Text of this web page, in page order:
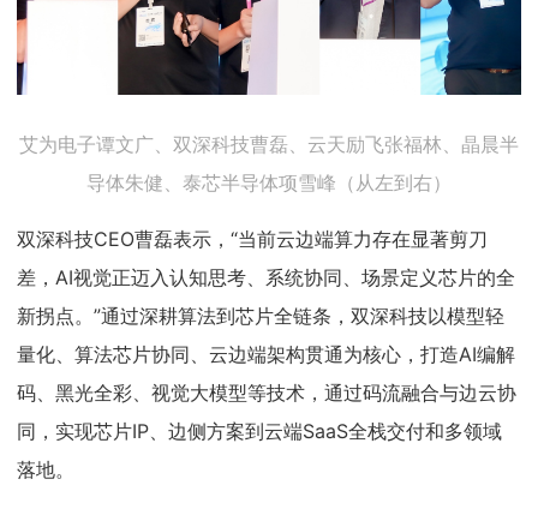
艾为电子谭文广、双深科技曹磊、云天励飞张福林、晶晨半
导体朱健、泰芯半导体项雪峰（从左到右）
双深科技CEO曹磊表示，“当前云边端算力存在显著剪刀
差，AI视觉正迈入认知思考、系统协同、场景定义芯片的全
新拐点。”通过深耕算法到芯片全链条，双深科技以模型轻
量化、算法芯片协同、云边端架构贯通为核心，打造AI编解
码、黑光全彩、视觉大模型等技术，通过码流融合与边云协
同，实现芯片IP、边侧方案到云端SaaS全栈交付和多领域
落地。